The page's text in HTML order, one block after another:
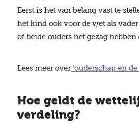
Eerst is het van belang vast te
het kind ook voor de wet als
of beide ouders het gezag hebben
Lees meer over ‘ouderschap en de
Hoe geldt de
verdeling?